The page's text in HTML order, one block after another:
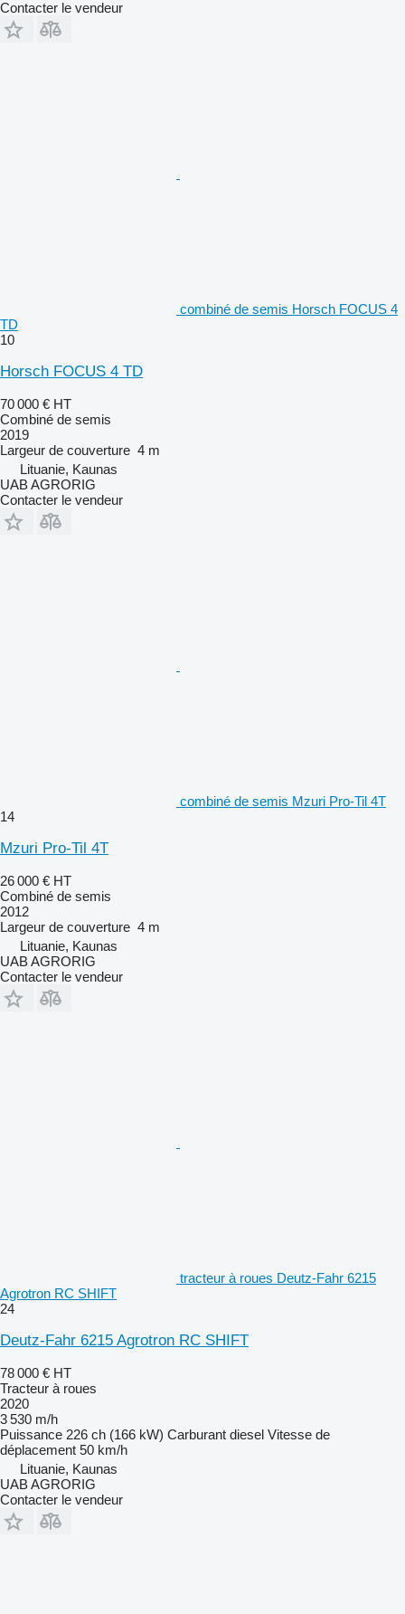
Contacter le vendeur
combiné de semis Horsch FOCUS 4
TD
10
Horsch FOCUS 4 TD
70 000 € HT
Combiné de semis
2019
Largeur de couverture 4 m
Lituanie, Kaunas
UAB AGRORIG
Contacter le vendeur
combiné de semis Mzuri Pro-Til 4T
14
Mzuri Pro-Til 4T
26 000 € HT
Combiné de semis
2012
Largeur de couverture 4 m
Lituanie, Kaunas
UAB AGRORIG
Contacter le vendeur
tracteur à roues Deutz-Fahr 6215
Agrotron RC SHIFT
24
Deutz-Fahr 6215 Agrotron RC SHIFT
78 000 € HT
Tracteur à roues
2020
3 530 m/h
Puissance 226 ch (166 kW) Carburant diesel Vitesse de
déplacement 50 km/h
Lituanie, Kaunas
UAB AGRORIG
Contacter le vendeur